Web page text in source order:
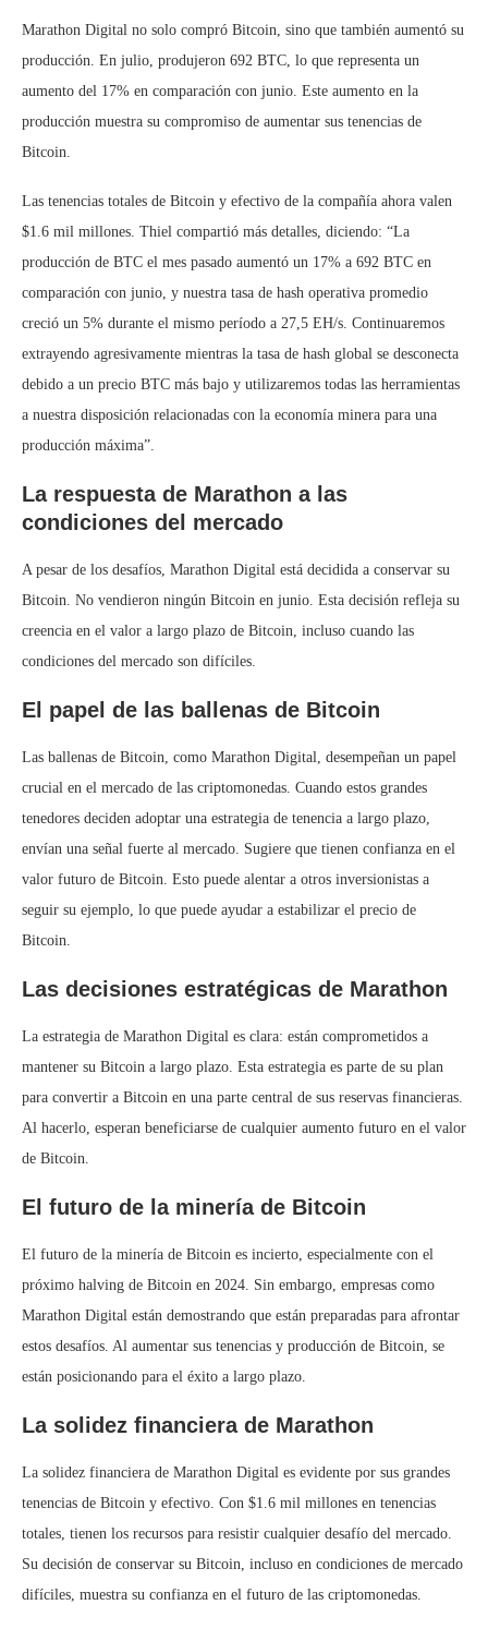
Marathon Digital no solo compró Bitcoin, sino que también aumentó su
producción. En julio, produjeron 692 BTC, lo que representa un
aumento del 17% en comparación con junio. Este aumento en la
producción muestra su compromiso de aumentar sus tenencias de
Bitcoin.
Las tenencias totales de Bitcoin y efectivo de la compañía ahora valen
$1.6 mil millones. Thiel compartió más detalles, diciendo: “La
producción de BTC el mes pasado aumentó un 17% a 692 BTC en
comparación con junio, y nuestra tasa de hash operativa promedio
creció un 5% durante el mismo período a 27,5 EH/s. Continuaremos
extrayendo agresivamente mientras la tasa de hash global se desconecta
debido a un precio BTC más bajo y utilizaremos todas las herramientas
a nuestra disposición relacionadas con la economía minera para una
producción máxima”.
La respuesta de Marathon a las
condiciones del mercado
A pesar de los desafíos, Marathon Digital está decidida a conservar su
Bitcoin. No vendieron ningún Bitcoin en junio. Esta decisión refleja su
creencia en el valor a largo plazo de Bitcoin, incluso cuando las
condiciones del mercado son difíciles.
El papel de las ballenas de Bitcoin
Las ballenas de Bitcoin, como Marathon Digital, desempeñan un papel
crucial en el mercado de las criptomonedas. Cuando estos grandes
tenedores deciden adoptar una estrategia de tenencia a largo plazo,
envían una señal fuerte al mercado. Sugiere que tienen confianza en el
valor futuro de Bitcoin. Esto puede alentar a otros inversionistas a
seguir su ejemplo, lo que puede ayudar a estabilizar el precio de
Bitcoin.
Las decisiones estratégicas de Marathon
La estrategia de Marathon Digital es clara: están comprometidos a
mantener su Bitcoin a largo plazo. Esta estrategia es parte de su plan
para convertir a Bitcoin en una parte central de sus reservas financieras.
Al hacerlo, esperan beneficiarse de cualquier aumento futuro en el valor
de Bitcoin.
El futuro de la minería de Bitcoin
El futuro de la minería de Bitcoin es incierto, especialmente con el
próximo halving de Bitcoin en 2024. Sin embargo, empresas como
Marathon Digital están demostrando que están preparadas para afrontar
estos desafíos. Al aumentar sus tenencias y producción de Bitcoin, se
están posicionando para el éxito a largo plazo.
La solidez financiera de Marathon
La solidez financiera de Marathon Digital es evidente por sus grandes
tenencias de Bitcoin y efectivo. Con $1.6 mil millones en tenencias
totales, tienen los recursos para resistir cualquier desafío del mercado.
Su decisión de conservar su Bitcoin, incluso en condiciones de mercado
difíciles, muestra su confianza en el futuro de las criptomonedas.